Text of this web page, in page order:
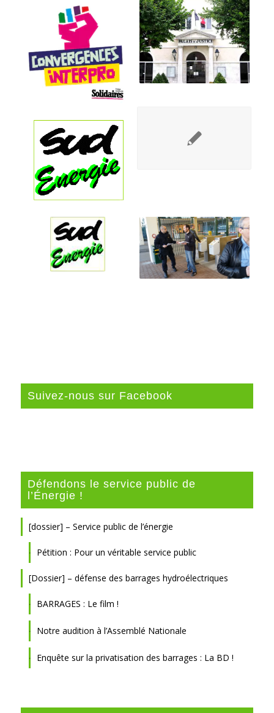
Suivez-nous sur Facebook
Défendons le service public de
l’Énergie !
[dossier] – Service public de l’énergie
Pétition : Pour un véritable service public
[Dossier] – défense des barrages hydroélectriques
BARRAGES : Le film !
Notre audition à l’Assemblé Nationale
Enquête sur la privatisation des barrages : La BD !